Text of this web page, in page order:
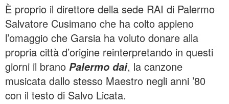
È proprio il direttore della sede RAI di Palermo
Salvatore Cusimano che ha colto appieno
l’omaggio che Garsia ha voluto donare alla
propria città d’origine reinterpretando in questi
giorni il brano Palermo dai, la canzone
musicata dallo stesso Maestro negli anni ’80
con il testo di Salvo Licata.